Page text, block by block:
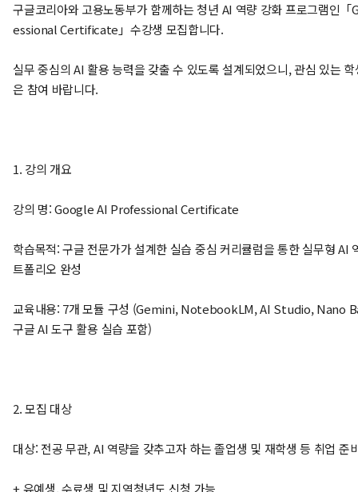
구글코리아와 고용노동부가 함께하는 청년 AI 역량 강화 프로그램인
essional Certificate」수강생 모집합니다.
실무 중심의 AI 활용 능력을 갖출 수 있도록 설계되었으니, 관심 있는
은 참여 바랍니다.
1. 강의 개요
강의 명: Google AI Professional Certificate
학습목적: 구글 전문가가 설계한 실습 중심 커리큘럼을 통한 실무형 AI
트폴리오 완성
교육내용: 7개 모듈 구성 (Gemini, NotebookLM, AI Studio, Nano
구글 AI 도구 활용 실습 포함)
2. 모집 대상
대상: 전공 무관, AI 역량을 갖추고자 하는 졸업생 및 재학생 등 취업 준
+ 유예생, 수료생 및 지역청년도 신청 가능